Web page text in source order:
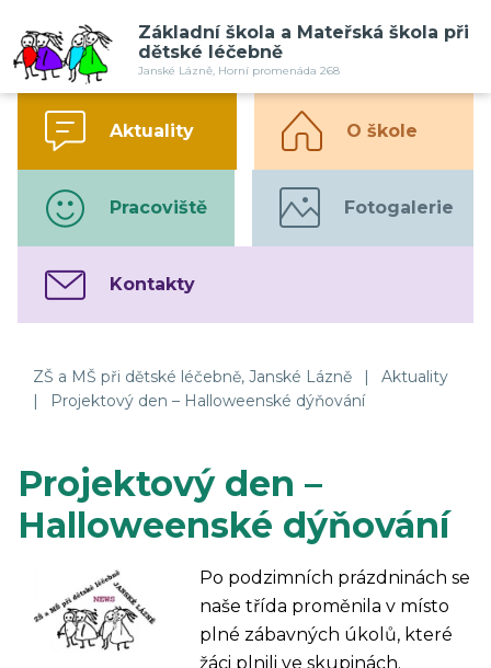
Základní škola a Mateřská škola při
dětské léčebně
Janské Lázně, Horní promenáda 268
Aktuality O škole
Pracoviště Fotogalerie
Kontakty
ZŠ a MŠ při dětské léčebně, Janské Lázně |
Aktuality
|
Projektový den – Halloweenské dýňování
Projektový den –
Halloweenské dýňování
Po podzimních prázdninách se
naše třída proměnila v místo
plné zábavných úkolů, které
žáci plnili ve skupinách.